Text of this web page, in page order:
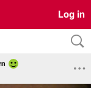
Log in